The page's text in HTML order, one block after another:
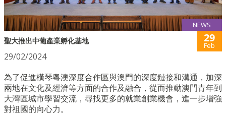
NEWS
聖大推出中葡產業孵化基地 29
Feb
29/02/2024
為了促進橫琴粵澳深度合作區與澳門的深度鏈接和溝通，加深
兩地在文化及經濟等方面的合作及融合，從而推動澳門青年到
大灣區城市學習交流，尋找更多的就業創業機會，進一步增強
對祖國的向心力。